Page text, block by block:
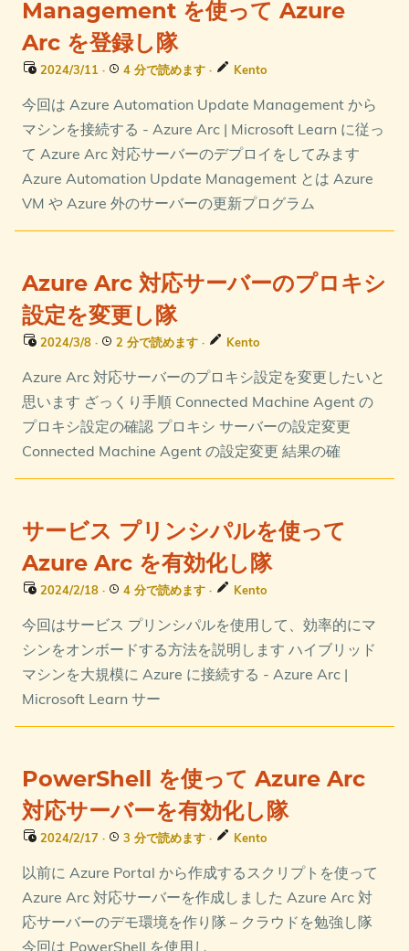
Management を使って Azure
Arc を登録し隊
2024/3/11 · 4 分で読めます · Kento
今回は Azure Automation Update Management から
マシンを接続する - Azure Arc | Microsoft Learn に従っ
て Azure Arc 対応サーバーのデプロイをしてみます
Azure Automation Update Management とは Azure
VM や Azure 外のサーバーの更新プログラム
Azure Arc 対応サーバーのプロキシ
設定を変更し隊
2024/3/8 · 2 分で読めます · Kento
Azure Arc 対応サーバーのプロキシ設定を変更したいと
思います ざっくり手順 Connected Machine Agent の
プロキシ設定の確認 プロキシ サーバーの設定変更
Connected Machine Agent の設定変更 結果の確
サービス プリンシパルを使って
Azure Arc を有効化し隊
2024/2/18 · 4 分で読めます · Kento
今回はサービス プリンシパルを使用して、効率的にマ
シンをオンボードする方法を説明します ハイブリッド
マシンを大規模に Azure に接続する - Azure Arc |
Microsoft Learn サー
PowerShell を使って Azure Arc
対応サーバーを有効化し隊
2024/2/17 · 3 分で読めます · Kento
以前に Azure Portal から作成するスクリプトを使って
Azure Arc 対応サーバーを作成しました Azure Arc 対
応サーバーのデモ環境を作り隊 – クラウドを勉強し隊
今回は PowerShell を使用し